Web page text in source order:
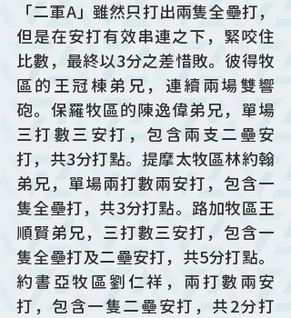
「二軍A」雖然只打出兩隻全壘打，
但是在安打有效串連之下，緊咬住
比數，最終以3分之差惜敗。彼得牧
區的王冠棟弟兄，連續兩場雙響
砲。保羅牧區的陳逸偉弟兄，單場
三打數三安打，包含兩支二壘安
打，共3分打點。提摩太牧區林約翰
弟兄，單場兩打數兩安打，包含一
隻全壘打，共3分打點。路加牧區王
順賢弟兄，三打數三安打，包含一
隻全壘打及二壘安打，共5分打點。
約書亞牧區劉仁祥，兩打數兩安
打，包含一隻二壘安打，共2分打